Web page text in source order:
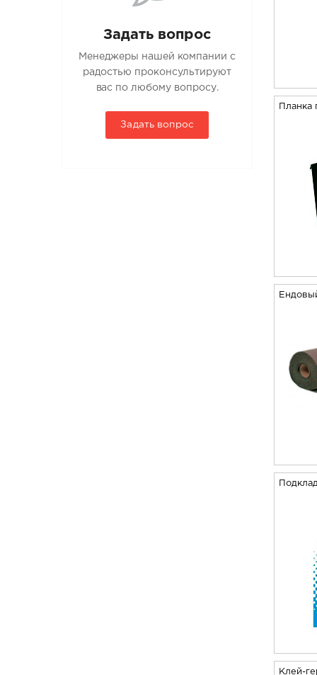
Задать вопрос
Менеджеры нашей компании с
радостью проконсультируют
вас по любому вопросу.
Задать вопрос
Клей-